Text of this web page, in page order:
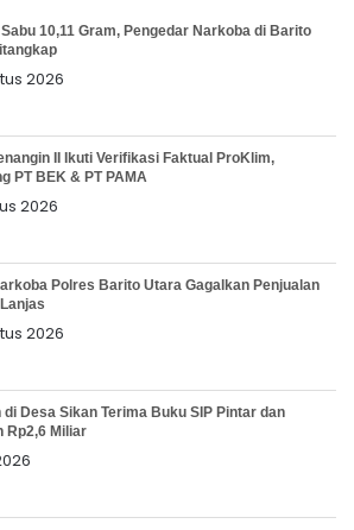
10,11 Gram, Pengedar Narkoba di Barito
2026
II Ikuti Verifikasi Faktual ProKlim,
PT BEK & PT PAMA
2026
Polres Barito Utara Gagalkan Penjualan
2026
di Desa Sikan Terima Buku SIP Pintar dan
Rp2,6 Miliar